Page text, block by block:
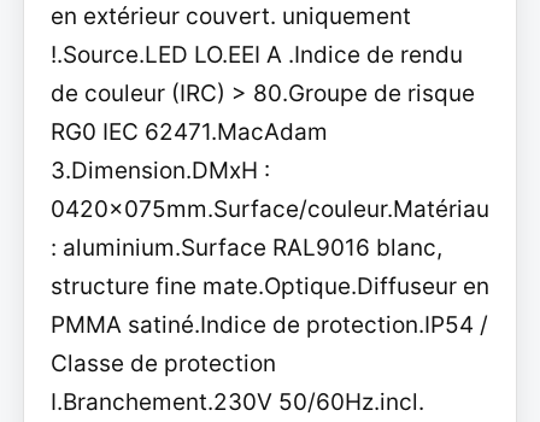
en extérieur couvert. uniquement
!.Source.LED LO.EEI A .Indice de rendu
de couleur (IRC) > 80.Groupe de risque
RG0 IEC 62471.MacAdam
3.Dimension.DMxH :
0420x075mm.Surface/couleur.Matériau
: aluminium.Surface RAL9016 blanc,
structure fine mate.Optique.Diffuseur en
PMMA satiné.Indice de protection.IP54 /
Classe de protection
I.Branchement.230V 50/60Hz.incl.